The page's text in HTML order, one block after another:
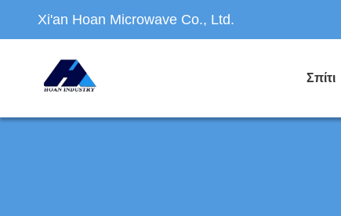
Xi'an Hoan Microwave Co., Ltd.
Σπίτι